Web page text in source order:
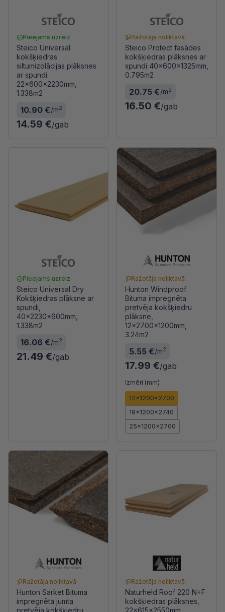
Pieejams uzreiz
Steico Universal
kokšķiedras
siltumizolācijas plāksnes
ar spundi
22x600x2230mm,
1.338m2
10.90 €/m2
14.59 €/gab
Ražotāja noliktavā
Steico Protect fasādes
kokšķiedras plāksnes ar
spundi 40x600x1325mm,
0.795m2
20.75 €/m2
16.50 €/gab
Pieejams uzreiz
Steico Universal Dry
Kokšķiedras plāksne ar
spundi,
40x2230x600mm,
1.338m2
16.06 €/m2
21.49 €/gab
Ražotāja noliktavā
Hunton Windproof
Bituma impregnēta
pretvēja kokšķiedru
plāksne,
12x2700x1200mm,
3.24m2
5.55 €/m2
17.99 €/gab
Izmēri (mm)
12x1200x2700
19x1200x2740
25x1200x2700
Ražotāja noliktavā
Hunton Sarket Bituma
impregnēta jumta
pretvēja kokšķiedru
Ražotāja noliktavā
Naturheld Roof 220 N+F
kokšķiedras plāksnes,
22x615x2550mm,